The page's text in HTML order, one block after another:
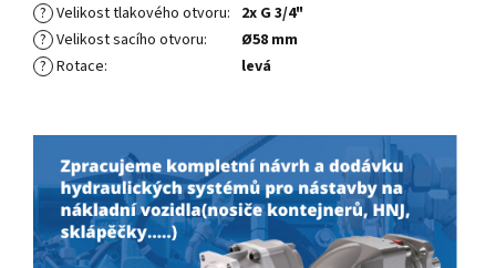
? Velikost tlakového otvoru: 2x G 3/4"
? Velikost sacího otvoru:
Ø58 mm
? Rotace: levá